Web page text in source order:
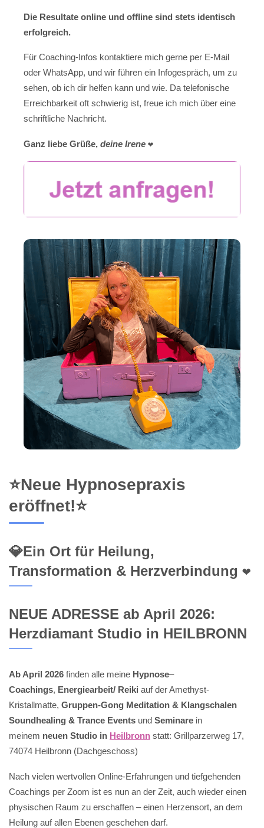
Die Resultate online und offline sind stets identisch
erfolgreich.
Für Coaching-Infos kontaktiere mich gerne per E-Mail
oder WhatsApp, und wir führen ein Infogespräch, um zu
sehen, ob ich dir helfen kann und wie. Da telefonische
Erreichbarkeit oft schwierig ist, freue ich mich über eine
schriftliche Nachricht.
Ganz liebe Grüße, deine Irene ❤️
⭐Neue Hypnosepraxis
eröffnet!⭐
💎Ein Ort für Heilung,
Transformation & Herzverbindung ❤️
NEUE ADRESSE ab April 2026:
Herzdiamant Studio in HEILBRONN
Ab April 2026 finden alle meine Hypnose–
Coachings, Energiearbeit/ Reiki auf der Amethyst-
Kristallmatte, Gruppen-Gong Meditation & Klangschalen
Soundhealing & Trance Events und Seminare in
meinem neuen Studio in Heilbronn statt: Grillparzerweg 17,
74074 Heilbronn (Dachgeschoss)
Nach vielen wertvollen Online-Erfahrungen und tiefgehenden
Coachings per Zoom ist es nun an der Zeit, auch wieder einen
physischen Raum zu erschaffen – einen Herzensort, an dem
Heilung auf allen Ebenen geschehen darf.